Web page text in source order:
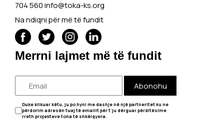
704 560info@toka-ks.org
Na ndiqni për më të fundit
Merrni lajmet më të fundit
Abonohu
Duke klikuar këtu, ju po hyni me dashje në një partneritet ku ne
përdorim adresën tuaj të emailit për t'ju dërguar përditësime
rreth projekteve tona të shkëlqyera.